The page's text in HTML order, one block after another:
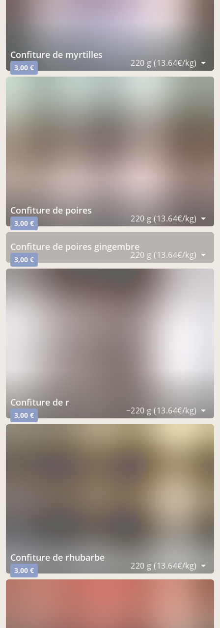
confiture de myrtilles
3,00 € 220 g (13.64€/kg)
confiture de poires
3,00 € 220 g (13.64€/kg)
confiture de poires gingembre
3,00 € 220 g (13.64€/kg)
confiture de r
3,00 € ~220 g (13.64€/kg)
confiture de rhubarbe
3,00 € 220 g (13.64€/kg)